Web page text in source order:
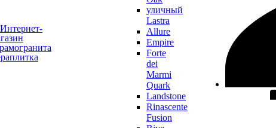
уличный
Lastra
Allure
Empire
Forte
dei
Marmi
Quark
Landstone
Rinascente
Fusion